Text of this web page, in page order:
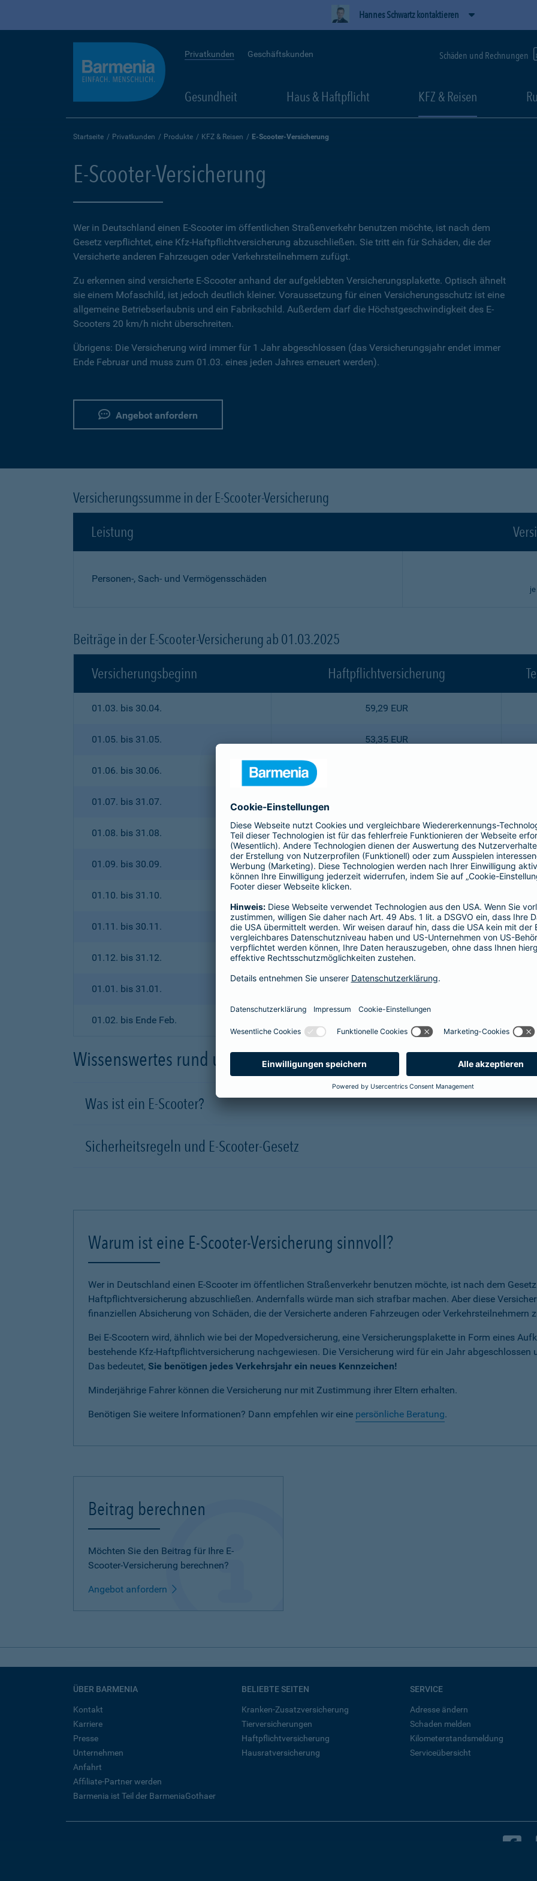
Hannes Schwartz kontaktieren
Privatkunden Geschäftskunden Schäden und Rechnungen
Gesundheit Haus & Haftpflicht KFZ & Reisen
Startseite Privatkunden Produkte KFZ & Reisen E-Scooter-Versicherung
E-Scooter-Versicherung
Wer in Deutschland einen E-Scooter im öffentlichen Straßenverkehr benutzen möchte, ist nach dem
Gesetz verpflichtet, eine Kfz-Haftpflichtversicherung abzuschließen. Sie tritt ein für Schäden, die der
Versicherte anderen Fahrzeugen oder Verkehrsteilnehmern zufügt.
Zu erkennen sind versicherte E-Scooter anhand der aufgeklebten Versicherungsplakette. Optisch ähnelt
sie einem Mofaschild, ist jedoch deutlich kleiner. Voraussetzung für einen Versicherungsschutz ist eine
allgemeine Betriebserlaubnis und ein Fabrikschild. Außerdem darf die Höchstgeschwindigkeit des E-
Scooters 20 km/h nicht überschreiten.
Übrigens: Die Versicherung wird immer für 1 Jahr abgeschlossen (das Versicherungsjahr endet immer
Ende Februar und muss zum 01.03. eines jeden Jahres erneuert werden).
Angebot anfordern
Versicherungssumme in der E-Scooter-Versicherung
Leistung
Personen-, Sach- und Vermögensschäden
Beiträge in der E-Scooter-Versicherung ab 01.03.2025
Versicherungsbeginn
Haftpflichtversicherung
01.03. bis 30.04. 59,29 EUR
01.05. bis 31.05. 53,35 EUR
01.06. bis 30.06.
01.07. bis 31.07.
01.08. bis 31.08. 41,58 EUR
01.09. bis 30.09. 35,64 EUR
01.10. bis 31.10.
01.11. bis 30.11. 23,76 EUR
01.12. bis 31.12. 17,82 EUR
01.01. bis 31.01.
01.02. bis Ende Feb.
Wissenswertes rund um den E-Scooter
Was ist ein E-Scooter?
Sicherheitsregeln und E-Scooter-Gesetz
Warum ist eine E-Scooter-Versicherung sinnvoll?
Wer in Deutschland einen E-Scooter im öffentlichen Straßenverkehr benutzen möchte, ist nach dem
Haftpflichtversicherung abzuschließen. Andernfalls würde man sich strafbar machen. Aber diese
finanziellen Absicherung von Schäden, die der Versicherte anderen Fahrzeugen oder Verkehrsteilnehmern
Bei E-Scootern wird, ähnlich wie bei der Mopedversicherung, eine Versicherungsplakette in Form eines
bestehende Kfz-Haftpflichtversicherung nachgewiesen. Die Versicherung wird für ein Jahr abgeschlossen
Das bedeutet, Sie benötigen jedes Verkehrsjahr ein neues Kennzeichen!
Minderjährige Fahrer können die Versicherung nur mit Zustimmung ihrer Eltern erhalten.
Benötigen Sie weitere Informationen? Dann empfehlen wir eine persönliche Beratung.
Beitrag berechnen
Möchten Sie den Beitrag für Ihre E-
Scooter-Versicherung berechnen?
Angebot anfordern
ÜBER BARMENIA
Kontakt
Karriere
Presse
Unternehmen
Anfahrt
Affiliate-Partner werden
Barmenia ist Teil der BarmeniaGothaer
BELIEBTE SEITEN
Kranken-Zusatzversicherung
Tierversicherungen
Haftpflichtversicherung
Hausratversicherung
SERVICE
Adresse ändern
Schaden melden
Kilometerstandsmeldung
Serviceübersicht